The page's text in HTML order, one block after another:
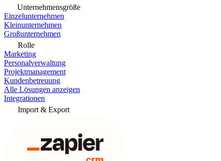
Unternehmensgröße
Einzelunternehmen
Kleinunternehmen
Großunternehmen
Rolle
Marketing
Personalverwaltung
Projektmanagement
Kundenbetreuung
Alle Lösungen anzeigen
Integrationen
Import & Export